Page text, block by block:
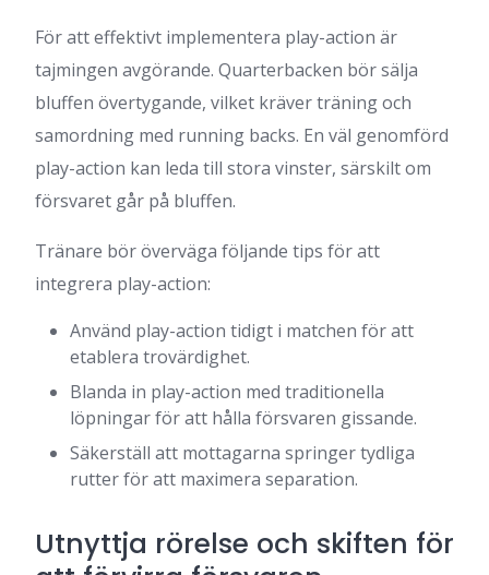
För att effektivt implementera play-action är
tajmingen avgörande. Quarterbacken bör sälja
bluffen övertygande, vilket kräver träning och
samordning med running backs. En väl genomförd
play-action kan leda till stora vinster, särskilt om
försvaret går på bluffen.
Tränare bör överväga följande tips för att
integrera play-action:
Använd play-action tidigt i matchen för att
etablera trovärdighet.
Blanda in play-action med traditionella
löpningar för att hålla försvaren gissande.
Säkerställ att mottagarna springer tydliga
rutter för att maximera separation.
Utnyttja rörelse och skiften för